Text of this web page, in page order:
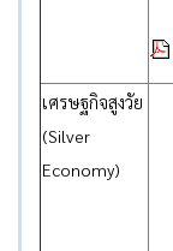
เศรษฐกิจสูงวัย
(Silver
Economy)